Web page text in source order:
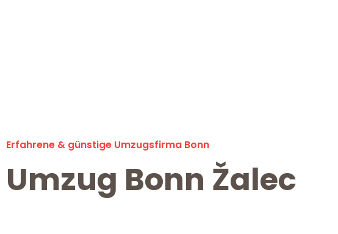
Erfahrene & günstige Umzugsfirma Bonn
Umzug Bonn Žalec